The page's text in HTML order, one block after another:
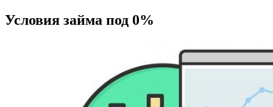
Условия займа под 0%